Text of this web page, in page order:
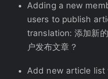
Adding a new
users to publish
translation: 添加新
户发布文章？
Add new article